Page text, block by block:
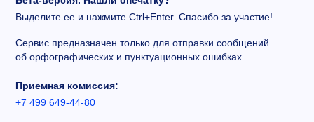
Выделите ее и нажмите Ctrl+Enter. Спасибо за участие!
Сервис предназначен только для отправки сообщений
об орфографических и пунктуационных ошибках.
Приемная комиссия:
+7 499 649-44-80